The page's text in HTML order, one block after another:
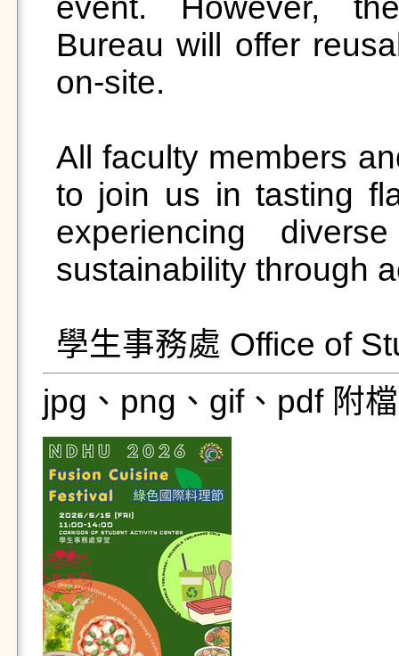
event. However,
Bureau will offer
on-site.
All faculty members
to join us in tasting
experiencing
sustainability through
學生事務處 Office of
jpg、png、gif、pdf 附